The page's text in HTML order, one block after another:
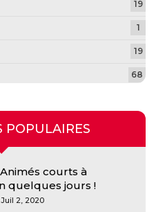
19
1
19
68
POPULAIRES
courts à
quelques jours !
Juil 2, 2020